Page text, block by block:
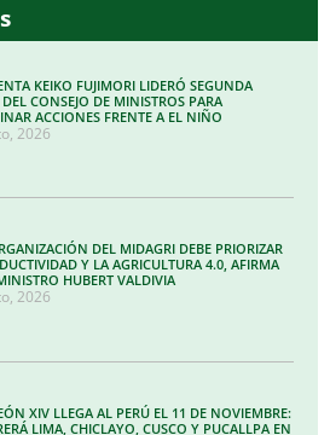
KEIKO FUJIMORI LIDERÓ SEGUNDA
CONSEJO DE MINISTROS PARA
ACCIONES FRENTE A EL NIÑO
2026
DEL MIDAGRI DEBE PRIORIZAR
Y LA AGRICULTURA 4.0, AFIRMA
HUBERT VALDIVIA
2026
XIV LLEGA AL PERÚ EL 11 DE NOVIEMBRE:
LIMA, CHICLAYO, CUSCO Y PUCALLPA EN